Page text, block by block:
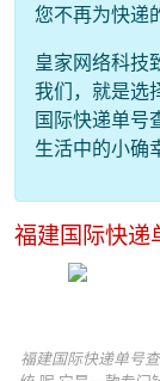
您不再为快递
皇家网络科技
我们，就是选
国际快递单号
生活中的小确
福建国际快递
福建国际快递单号